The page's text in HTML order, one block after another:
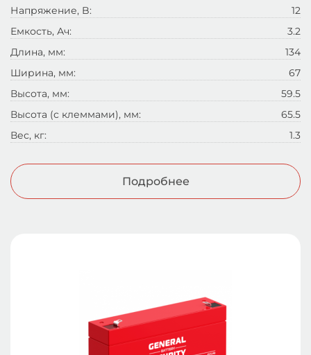
Напряжение, B:
12
Емкость, Ач:
3.2
Длина, мм:
134
Ширина, мм:
67
Высота, мм:
59.5
Высота (с клеммами), мм:
65.5
Вес, кг:
1.3
Подробнее